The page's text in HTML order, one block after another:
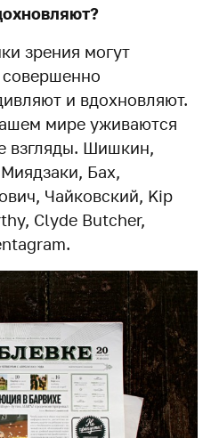
зрения могут
совершенно
и вдохновляют.
мире уживаются
взгляды. Шишкин,
Бах,
Чайковский, Kip
Clyde Butcher,